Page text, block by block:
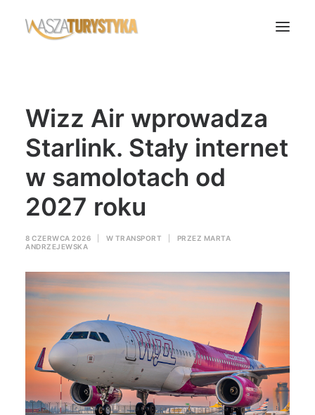
Biura podróży
Transport
Noclegi
Polska
Świat
Rok Kobiet
Wasze Podróże
Wyszukiwanie
Wizz Air wprowadza
Starlink. Stały internet
w samolotach od
2027 roku
8 CZERWCA 2026 W TRANSPORT PRZEZ MARTA
ANDRZEJEWSKA